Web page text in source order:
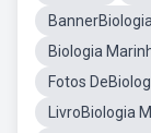
Biologia
Fotos
LivroBiologia